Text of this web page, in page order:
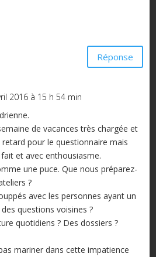
Réponse
2016 à 15 h 54 min
de vacances très chargée et
retard pour le questionnaire mais
et avec enthousiasme.
une puce. Que nous préparez-
?
avec les personnes ayant un
questions voisines ?
quotidiens ? Des dossiers ?
mariner dans cette impatience